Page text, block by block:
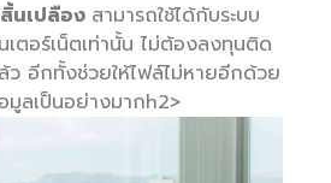
นเปลือง สามารถใช้ได้กับระบบ
ตอร์เน็ตเท่านั้น ไม่ต้องลงทุนติด
ว อีกทั้งช่วยให้ไฟล์ไม่หายอีกด้วย
ลเป็นอย่างมากh2>